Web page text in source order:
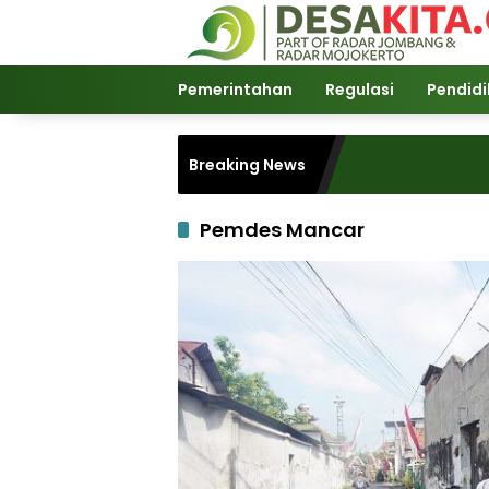
Pemerintahan Regulasi
Breaking News
Pemdes Mancar